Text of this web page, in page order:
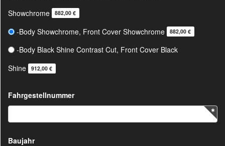
Showchrome
882,00 €
-Body Showchrome, Front Cover Showchrome 882,00 €
-Body Black Shine Contrast Cut, Front Cover Black
Shine
912,00 €
Fahrgestellnummer
Baujahr